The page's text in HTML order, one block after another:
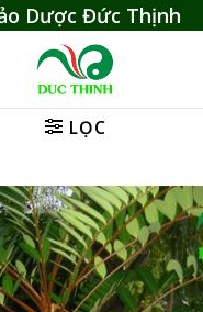
Dược Đức Thịnh
LỌC